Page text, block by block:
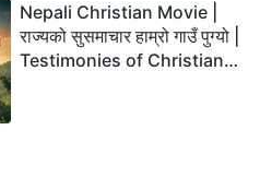
Nepali Christian Movie |
राज्यको सुसमाचार हाम्रो गाउँ पुग्यो |
Testimonies of Christians